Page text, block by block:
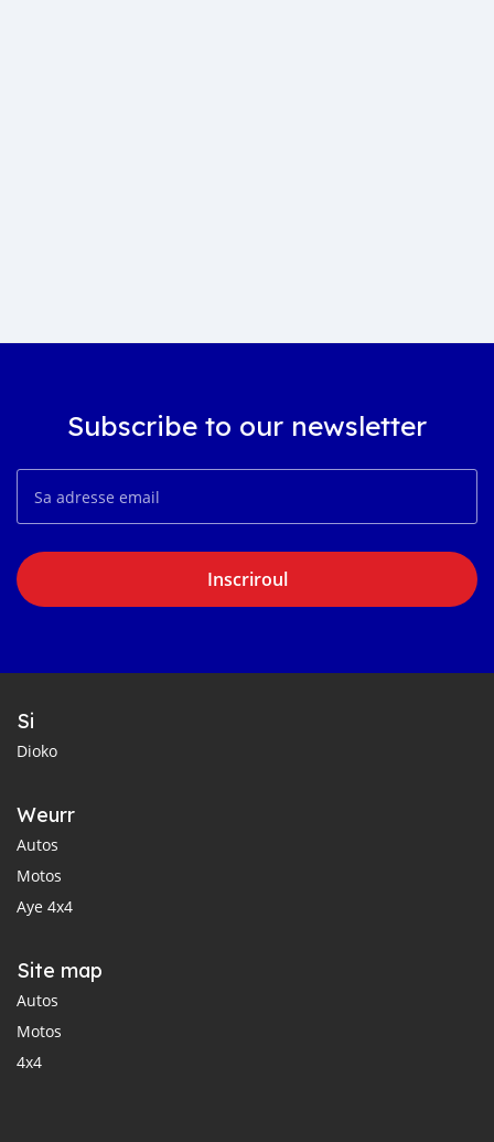
Subscribe to our newsletter
Inscriroul
Si
Dioko
Weurr
Autos
Motos
Aye 4x4
Site map
Autos
Motos
4x4